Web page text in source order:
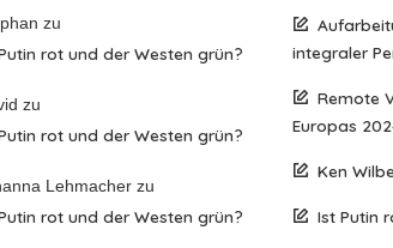
zu
rot und der Westen grün?
zu
rot und der Westen grün?
Lehmacher zu
rot und der Westen grün?
integraler
Remote
Europas
Ken
Ist Putin